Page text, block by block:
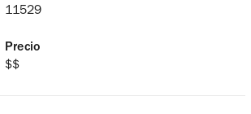
11529
Precio
$$